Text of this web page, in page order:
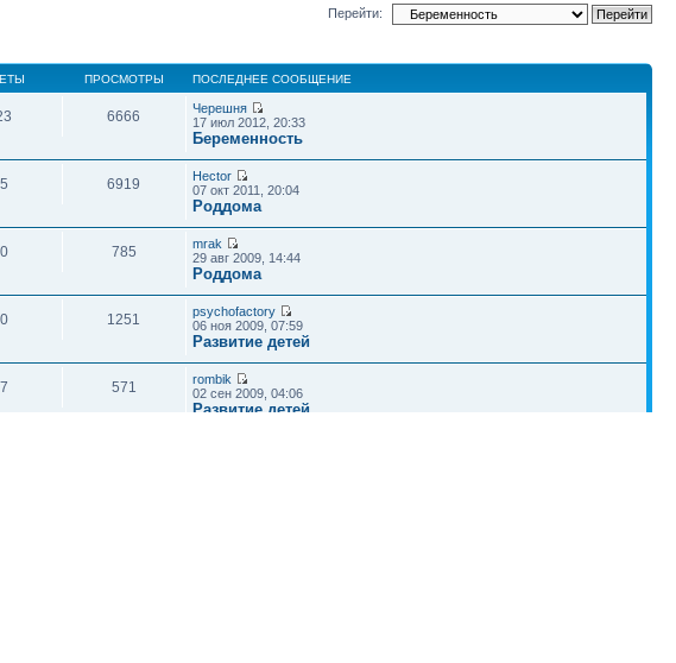
Перейти:
ПРОСМОТРЫ ПОСЛЕДНЕЕ СООБЩЕНИЕ
6666
Черешня
17 июл 2012, 20:33
Беременность
6919
Hector
07 окт 2011, 20:04
Роддома
785
mrak
29 авг 2009, 14:44
Роддома
1251
psychofactory
06 ноя 2009, 07:59
Развитие детей
571
rombik
02 сен 2009, 04:06
Развитие детей